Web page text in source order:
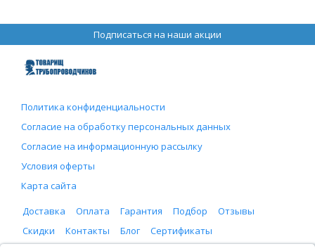
Подписаться на наши акции
Политика конфиденциальности
Согласие на обработку персональных данных
Согласие на информационную рассылку
Условия оферты
Карта сайта
Доставка
Оплата Гарантия Подбор
Отзывы
Скидки
Контакты Блог Сертификаты